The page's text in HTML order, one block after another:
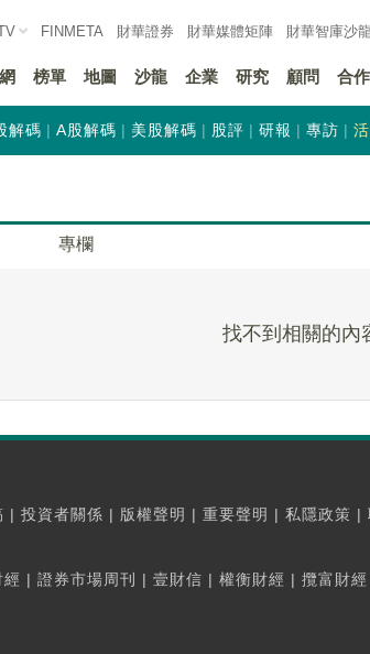
FINMETA 財華證券 財華媒體矩陣 財華智庫沙龍
榜單 地圖 沙龍 企業 研究 顧問 合作
解碼 A股解碼 美股解碼 股評 研報 專訪
專欄
找不到相關的內
| 投資者關係 | 版權聲明 | 重要聲明 | 私隱政策 |
經 | 證券市場周刊 | 壹財信 | 權衡財經 | 攬富財經